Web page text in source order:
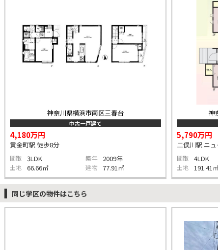
神奈川県横浜市南区三春台
中古一戸建て
4,180万円
黄金町駅 徒歩8分
間取 3LDK 築年 2009年
土地 66.66㎡ 建物 77.91㎡
神
5,790万円
二俣川駅 ニュ
間取 4LDK
土地 191.41㎡
同じ学区の物件はこちら